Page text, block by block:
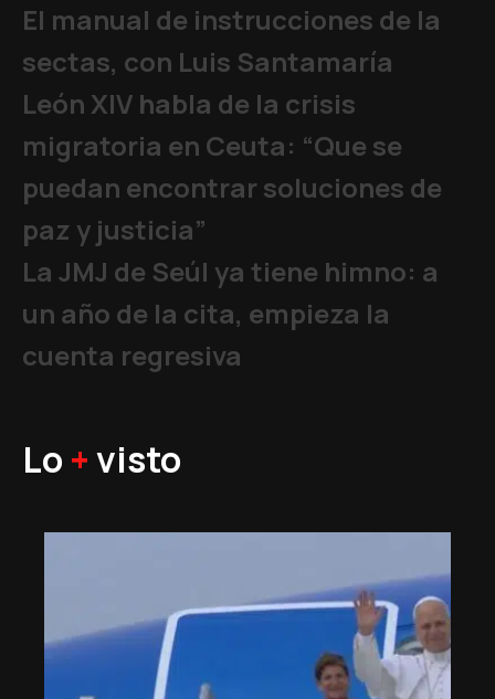
El manual de instrucciones de la
sectas, con Luis Santamaría
León XIV habla de la crisis
migratoria en Ceuta: “Que se
puedan encontrar soluciones de
paz y justicia”
La JMJ de Seúl ya tiene himno: a
un año de la cita, empieza la
cuenta regresiva
Lo +visto